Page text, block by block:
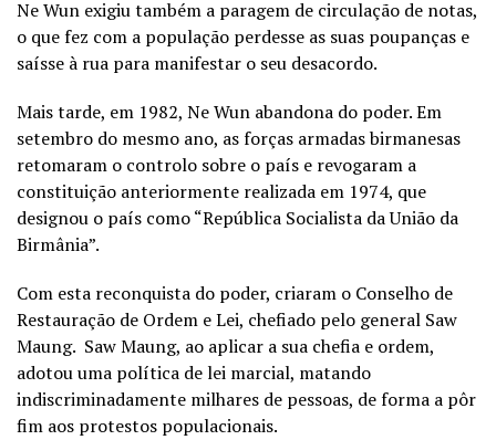
Ne Wun exigiu também a paragem de circulação de notas,
o que fez com a população perdesse as suas poupanças e
saísse à rua para manifestar o seu desacordo.
Mais tarde, em 1982, Ne Wun abandona do poder. Em
setembro do mesmo ano, as forças armadas birmanesas
retomaram o controlo sobre o país e revogaram a
constituição anteriormente realizada em 1974, que
designou o país como “República Socialista da União da
Birmânia”.
Com esta reconquista do poder, criaram o Conselho de
Restauração de Ordem e Lei, chefiado pelo general Saw
Maung. Saw Maung, ao aplicar a sua chefia e ordem,
adotou uma política de lei marcial, matando
indiscriminadamente milhares de pessoas, de forma a pôr
fim aos protestos populacionais.